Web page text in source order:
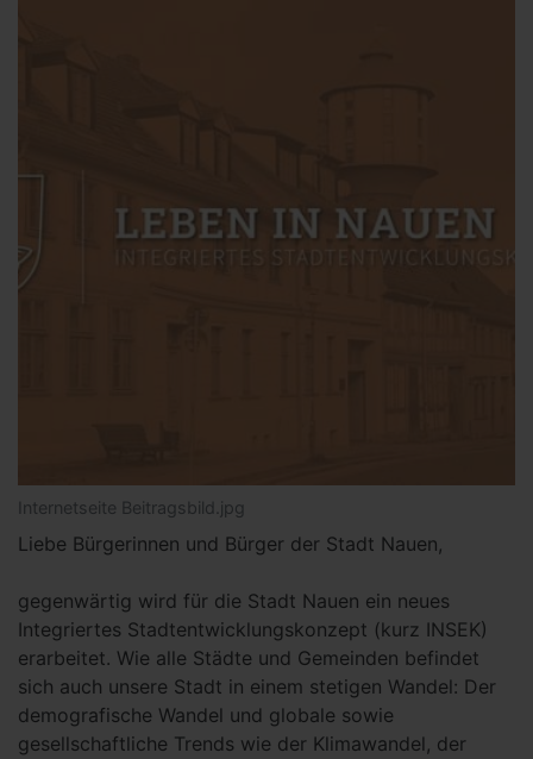
Internetseite Beitragsbild.jpg
Liebe Bürgerinnen und Bürger der Stadt Nauen,
gegenwärtig wird für die Stadt Nauen ein neues
Integriertes Stadtentwicklungskonzept (kurz INSEK)
erarbeitet. Wie alle Städte und Gemeinden befindet
sich auch unsere Stadt in einem stetigen Wandel: Der
demografische Wandel und globale sowie
gesellschaftliche Trends wie der Klimawandel, der